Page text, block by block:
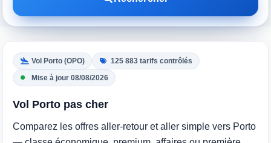
Vol Porto (OPO) 125 883 tarifs contrôlés
Mise à jour 08/08/2026
Vol Porto pas cher
Comparez les offres aller-retour et aller simple vers Porto